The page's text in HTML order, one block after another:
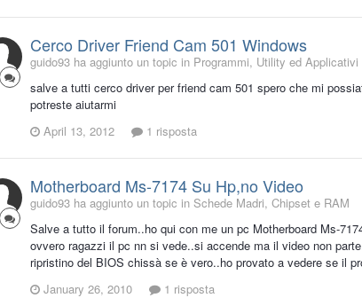
Cerco Driver Friend Cam 501 Windows
guido93 ha aggiunto un topic in Programmi, Utility ed Applicativi
salve a tutti cerco driver per friend cam 501 spero che mi
potreste aiutarmi
April 13, 2012
1 risposta
Motherboard Ms-7174 Su Hp,no Video
guido93 ha aggiunto un topic in Schede Madri, Chipset e RAM
Salve a tutto il forum..ho qui con me un pc Motherboard Ms-
ovvero ragazzi il pc nn si vede..si accende ma il video non
ripristino del BIOS chissà se è vero..ho provato a vedere se il
January 26, 2010
1 risposta